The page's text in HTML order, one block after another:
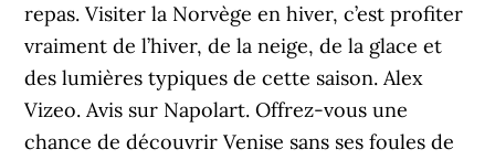
repas. Visiter la Norvège en hiver, c’est profiter
vraiment de l’hiver, de la neige, de la glace et
des lumières typiques de cette saison. Alex
Vizeo. Avis sur Napolart. Offrez-vous une
chance de découvrir Venise sans ses foules de